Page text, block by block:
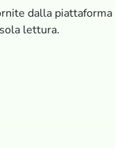
dalla
lettura.